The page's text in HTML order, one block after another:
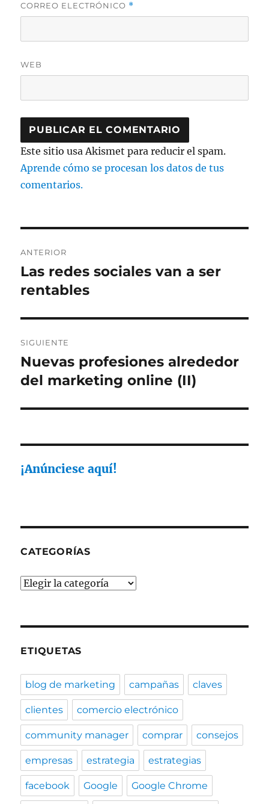
CORREO ELECTRÓNICO *
WEB
Este sitio usa Akismet para reducir el spam.
Aprende cómo se procesan los datos de tus
comentarios.
de
entradas
ANTERIOR
Entrada
anterior:
Las redes sociales van a ser
rentables
SIGUIENTE
Entrada
siguiente:
Nuevas profesiones alrededor
del marketing online (II)
¡Anúnciese aquí!
CATEGORÍAS
Categorías
ETIQUETAS
blog de marketing campañas claves
clientes comercio electrónico
community manager comprar consejos
empresas estrategia estrategias
facebook Google Google Chrome